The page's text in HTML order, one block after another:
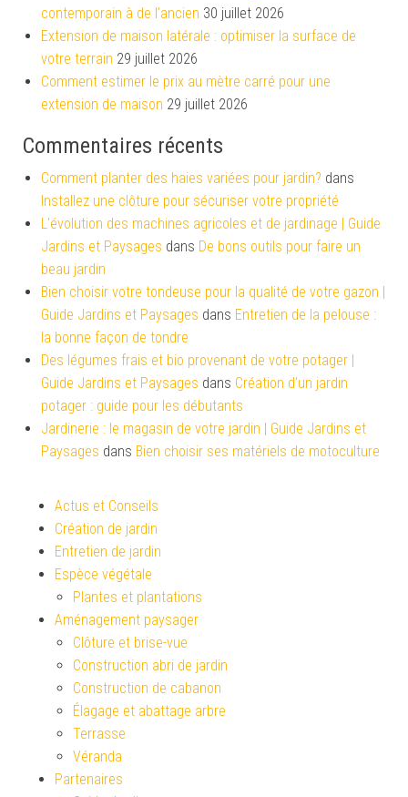
contemporain à de l’ancien 30 juillet 2026
Extension de maison latérale : optimiser la surface de
votre terrain 29 juillet 2026
Comment estimer le prix au mètre carré pour une
extension de maison 29 juillet 2026
Commentaires récents
Comment planter des haies variées pour jardin? dans
Installez une clôture pour sécuriser votre propriété
L'évolution des machines agricoles et de jardinage | Guide
Jardins et Paysages dans De bons outils pour faire un
beau jardin
Bien choisir votre tondeuse pour la qualité de votre gazon |
Guide Jardins et Paysages dans Entretien de la pelouse :
la bonne façon de tondre
Des légumes frais et bio provenant de votre potager |
Guide Jardins et Paysages dans Création d’un jardin
potager : guide pour les débutants
Jardinerie : le magasin de votre jardin | Guide Jardins et
Paysages dans Bien choisir ses matériels de motoculture
Actus et Conseils
Création de jardin
Entretien de jardin
Espèce végétale
Plantes et plantations
Aménagement paysager
Clôture et brise-vue
Construction abri de jardin
Construction de cabanon
Élagage et abattage arbre
Terrasse
Véranda
Partenaires